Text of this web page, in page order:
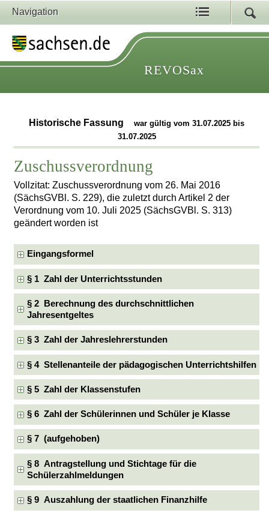
Navigation
REVOSax
Historische Fassung
war gültig vom 31.07.2025 bis
31.07.2025
Zuschussverordnung
Vollzitat: Zuschussverordnung vom 26. Mai 2016
(SächsGVBl. S. 229), die zuletzt durch Artikel 2 der
Verordnung vom 10. Juli 2025 (SächsGVBl. S. 313)
geändert worden ist
Eingangsformel
§ 1 Zahl der Unterrichtsstunden
§ 2 Berechnung des durchschnittlichen
Jahresentgeltes
§ 3 Zahl der Jahreslehrerstunden
§ 4 Stellenanteile der pädagogischen Unterrichtshilfen
§ 5 Zahl der Klassenstufen
§ 6 Zahl der Schülerinnen und Schüler je Klasse
§ 7 (aufgehoben)
§ 8 Antragstellung und Stichtage für die
Schülerzahlmeldungen
§ 9 Auszahlung der staatlichen Finanzhilfe